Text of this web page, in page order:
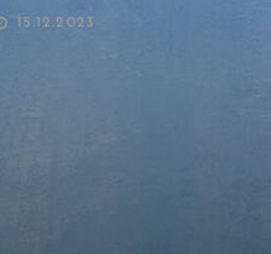
15.12.2023